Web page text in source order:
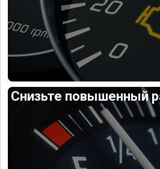
Снизьте повышенный